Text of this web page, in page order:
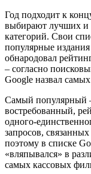
Год подходит к
выбирают лучших и
категорий. Свои
популярные
обнародовал
– согласно
Google назвал
Самый популярный
востребованный,
одного-
запросов,
поэтому в списке
«вляпывался» в
самых кассовых